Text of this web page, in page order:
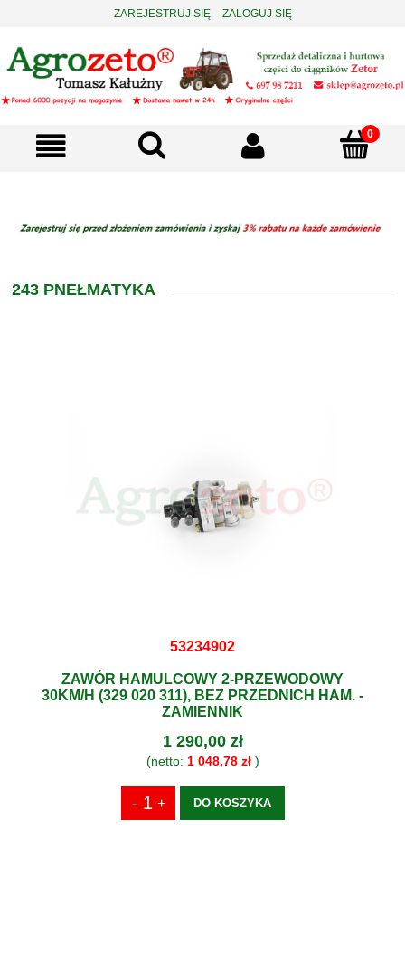
ZAREJESTRUJ SIĘ ZALOGUJ SIĘ
243 PNEŁMATYKA
53234902
ZAWÓR HAMULCOWY 2-PRZEWODOWY
30KM/H (329 020 311), BEZ PRZEDNICH HAM. -
ZAMIENNIK
1 290,00 zł
(netto: 1 048,78 zł)
DO KOSZYKA